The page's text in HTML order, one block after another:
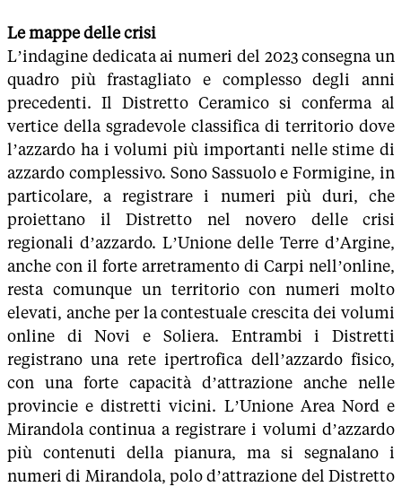
Le mappe delle crisi
L’indagine dedicata ai numeri del 2023 consegna un
quadro più frastagliato e complesso degli anni
precedenti. Il Distretto Ceramico si conferma al
vertice della sgradevole classifica di territorio dove
l’azzardo ha i volumi più importanti nelle stime di
azzardo complessivo. Sono Sassuolo e Formigine, in
particolare, a registrare i numeri più duri, che
proiettano il Distretto nel novero delle crisi
regionali d’azzardo. L’Unione delle Terre d’Argine,
anche con il forte arretramento di Carpi nell’online,
resta comunque un territorio con numeri molto
elevati, anche per la contestuale crescita dei volumi
online di Novi e Soliera. Entrambi i Distretti
registrano una rete ipertrofica dell’azzardo fisico,
con una forte capacità d’attrazione anche nelle
provincie e distretti vicini. L’Unione Area Nord e
Mirandola continua a registrare i volumi d’azzardo
più contenuti della pianura, ma si segnalano i
numeri di Mirandola, polo d’attrazione del Distretto